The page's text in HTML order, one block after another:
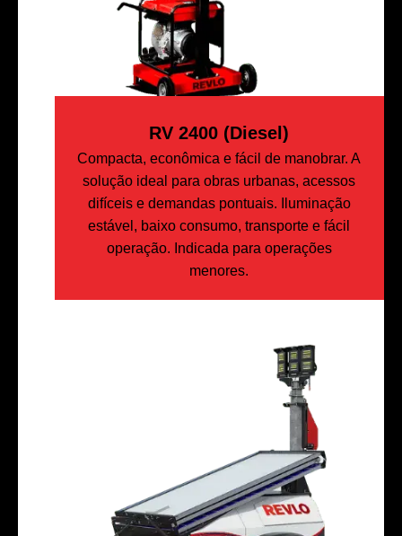
RV 2400 (Diesel)
Compacta, econômica e fácil de manobrar. A
solução ideal para obras urbanas, acessos
difíceis e demandas pontuais. Iluminação
estável, baixo consumo, transporte e fácil
operação. Indicada para operações
menores.